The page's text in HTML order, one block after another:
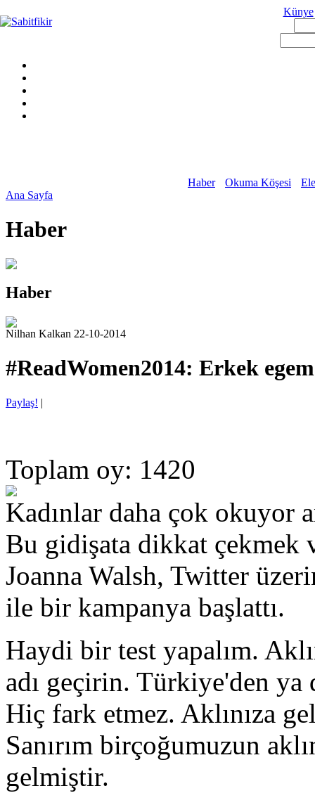
Künye
Haber Okuma Köşesi
Ana Sayfa
Haber
Haber
Nilhan Kalkan 22-10-2014
#ReadWomen2014: Erkek
Paylaş! |
Toplam oy: 1420
Kadınlar daha çok okuyor
Bu gidişata dikkat çekmek
Joanna Walsh, Twitter
ile bir kampanya başlattı.
Haydi bir test yapalım.
adı geçirin. Türkiye'den
Hiç fark etmez. Aklınıza
Sanırım birçoğumuzun
gelmiştir.